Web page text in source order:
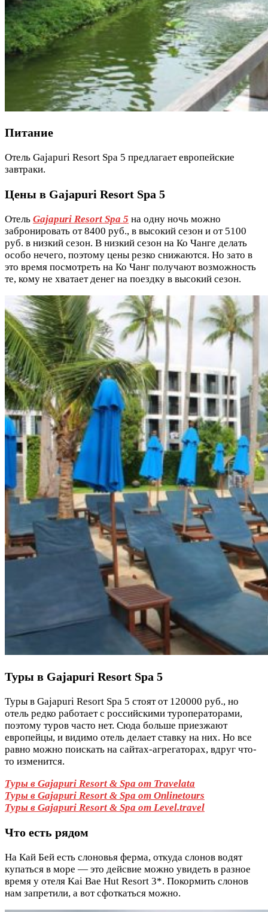
Питание
Отель Gajapuri Resort Spa 5 предлагает европейские
завтраки.
Цены в Gajapuri Resort Spa 5
Отель Gajapuri Resort Spa 5 на одну ночь можно
забронировать от 8400 руб., в высокий сезон и от 5100
руб. в низкий сезон. В низкий сезон на Ко Чанге делать
особо нечего, поэтому цены резко снижаются. Но зато в
это время посмотреть на Ко Чанг получают возможность
те, кому не хватает денег на поездку в высокий сезон.
Туры в Gajapuri Resort Spa 5
Туры в Gajapuri Resort Spa 5 стоят от 120000 руб., но
отель редко работает с российскими туроператорами,
поэтому туров часто нет. Сюда больше приезжают
европейцы, и видимо отель делает ставку на них. Но все
равно можно поискать на сайтах-агрегаторах, вдруг что-
то изменится.
Туры в Gajapuri Resort & Spa от Travelata
Туры в Gajapuri Resort & Spa от Onlinetours
Туры в Gajapuri Resort & Spa от Level.travel
Что есть рядом
На Кай Бей есть слоновья ферма, откуда слонов водят
купаться в море — это дейсвие можно увидеть в разное
время у отеля Kai Bae Hut Resort 3*. Покормить слонов
нам запретили, а вот сфоткаться можно.